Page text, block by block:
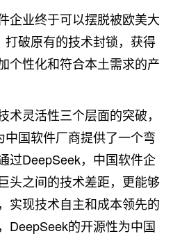
企业终于可以摆脱被欧美大
打破原有的技术封锁，获得
个性化和符合本土需求的产
灵活性三个层面的突破，
国软件厂商提供了一个弯
过DeepSeek，中国软件企
头之间的技术差距，更能够
实现技术自主和成本领先的
DeepSeek的开源性为中国